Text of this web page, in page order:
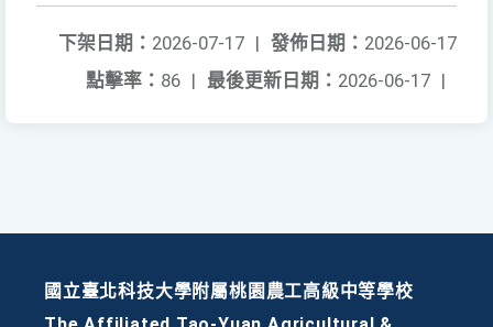
發佈日期： 2026-06-17
下架日期： 2026-07-17 |
最後更新日期： 2026-06-17 |
點擊率： 86 |
國立臺北科技大學附屬桃園農工高級中等學校